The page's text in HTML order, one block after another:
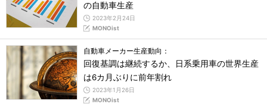
の自動車生産
2023年2月24日
MONOist
自動車メーカー生産動向：
回復基調は継続するか、日系乗用車の世界生産
は6カ月ぶりに前年割れ
2023年1月26日
MONOist